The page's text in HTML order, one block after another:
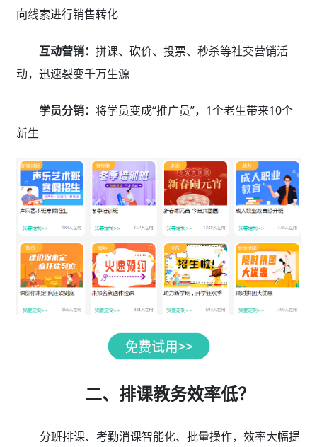
向线索进行销售转化
互动营销： 拼课、砍价、投票、秒杀等社交营销活
动，迅速裂变千万生源
学员分销： 将学员变成“推广员”，1个老生带来10个
新生
二、排课教务效率低？
分班排课、考勤消课智能化、批量操作，效率大幅提